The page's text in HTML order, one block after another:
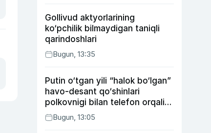
Gollivud aktyorlarining
ko‘pchilik bilmaydigan taniqli
qarindoshlari
Bugun, 13:35
Putin o‘tgan yili “halok bo‘lgan”
havo-desant qo‘shinlari
polkovnigi bilan telefon orqali
suhbatlashdi
Bugun, 13:05